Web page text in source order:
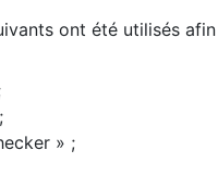
ont été utilisés
» ;